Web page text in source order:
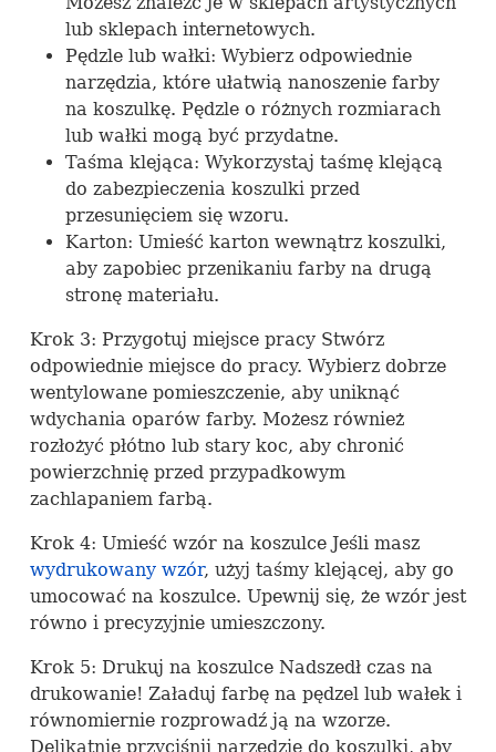
lub sklepach internetowych.
Pędzle lub wałki: Wybierz odpowiednie
narzędzia, które ułatwią nanoszenie farby
na koszulkę. Pędzle o różnych rozmiarach
lub wałki mogą być przydatne.
Taśma klejąca: Wykorzystaj taśmę klejącą
do zabezpieczenia koszulki przed
przesunięciem się wzoru.
Karton: Umieść karton wewnątrz koszulki,
aby zapobiec przenikaniu farby na drugą
stronę materiału.
Krok 3: Przygotuj miejsce pracy Stwórz
odpowiednie miejsce do pracy. Wybierz dobrze
wentylowane pomieszczenie, aby uniknąć
wdychania oparów farby. Możesz również
rozłożyć płótno lub stary koc, aby chronić
powierzchnię przed przypadkowym
zachlapaniem farbą.
Krok 4: Umieść wzór na koszulce Jeśli masz
wydrukowany wzór, użyj taśmy klejącej, aby go
umocować na koszulce. Upewnij się, że wzór jest
równo i precyzyjnie umieszczony.
Krok 5: Drukuj na koszulce Nadszedł czas na
drukowanie! Załaduj farbę na pędzel lub wałek i
równomiernie rozprowadź ją na wzorze.
Delikatnie przyciśnij narzędzie do koszulki, aby